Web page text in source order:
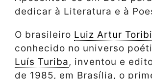
dedicar à Literatura e à
O brasileiro Luiz Artur
conhecido no universo
Luís Turiba, inventou e
de 1985, em Brasília, o